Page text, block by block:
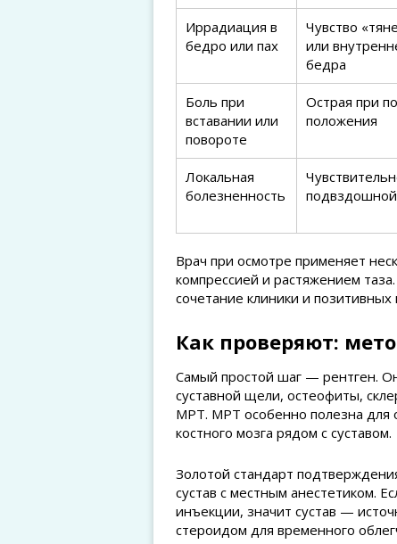
Иррадиация в
бедро или пах
Чувство
или
бедра
Боль при
вставании или
повороте
Острая при
положения
Локальная
болезненность
подвздошной
Врач при осмотре применяет
компрессией и растяжением
сочетание клиники и
Как проверяют:
Самый простой шаг — рентген.
суставной щели, остеофиты,
МРТ. МРТ особенно полезна для
костного мозга рядом с суставом.
Золотой стандарт
сустав с местным анестетиком.
инъекции, значит сустав —
стероидом для временного